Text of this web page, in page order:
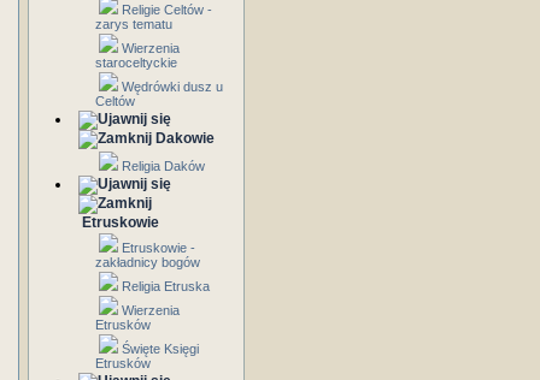
Religie Celtów -
zarys tematu
Wierzenia
staroceltyckie
Wędrówki dusz u
Celtów
Dakowie
Religia Daków
Etruskowie
Etruskowie -
zakładnicy bogów
Religia Etruska
Wierzenia
Etrusków
Święte Księgi
Etrusków